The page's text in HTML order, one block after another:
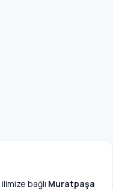
ilimize bağlı Muratpaşa